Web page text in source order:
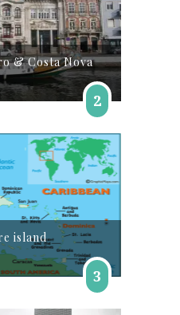
& Costa Nova
2
island
3